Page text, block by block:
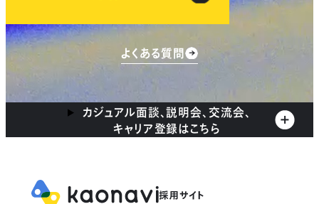
よくある質問
カジュアル面談、説明会、交流会、
キャリア登録はこちら